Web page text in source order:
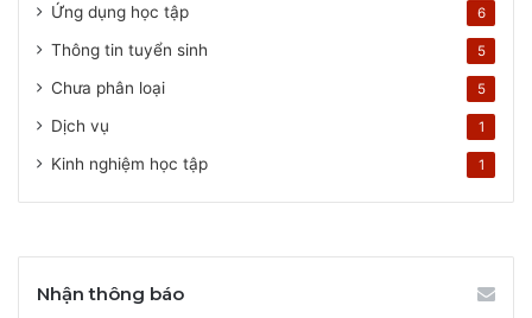
Ứng dụng học tập 6
Thông tin tuyển sinh 5
Chưa phân loại 5
Dịch vụ 1
Kinh nghiệm học tập 1
Nhận thông báo